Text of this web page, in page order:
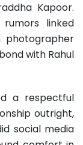
Kapoor.
linked
photographer
with Rahul
a respectful
outright,
social media